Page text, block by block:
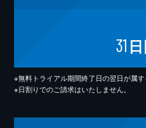
31
※無料トライアル期間終了日の翌日が属す
※日割りでのご請求はいたしません。